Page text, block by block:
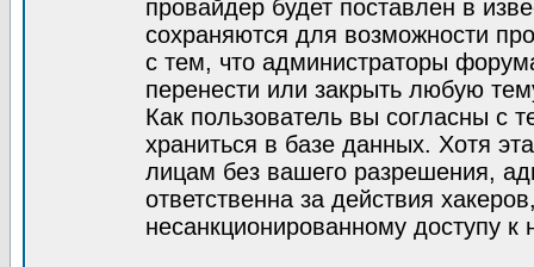
провайдер будет поставлен в
сохраняются для возможности
с тем, что администраторы
перенести или закрыть любую
Как пользователь вы согласны с
храниться в базе данных. Хотя
лицам без вашего разрешения,
ответственна за действия
несанкционированному доступу к